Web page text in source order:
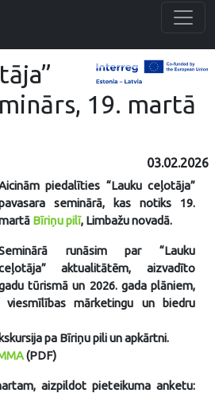
19. martā
03.02.2026
piedalīties “Lauku ceļotāja”
seminārā, kas notiks 19.
Bīriņu pilī, Limbažu novadā.
runāsim par “Lauku
aktualitātēm, aizvadīto
tūrismā un 2026. gada plāniem,
viesmīlības mārketingu un biedru
pa Bīriņu pili un apkārtni.
(PDF)
aizpildot pieteikuma anketu: